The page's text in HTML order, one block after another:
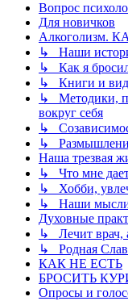
Вопрос
Для новичков
Алкоголизм.
↳ Наши
↳ Как я
↳ Книги и
↳ Методики,
вокруг себя
↳
↳
Наша трезвая
↳ Что мне дает
↳ Хобби,
↳ Наши мысли
Духовные
↳ Лечит врач,
↳ Родная
КАК НЕ ЕСТЬ
БРОСИТЬ
Опросы и